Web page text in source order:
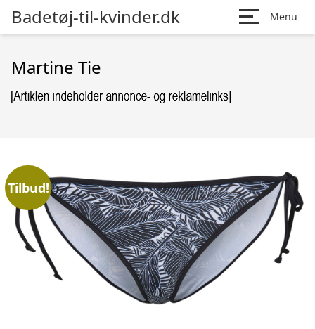
Badetøj-til-kvinder.dk Menu
Martine Tie
Tilbud!